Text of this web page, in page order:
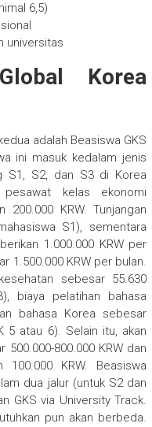
6,5)
universitas
Korea
adalah Beasiswa GKS
ini masuk kedalam jenis
S1, S2, dan S3 di Korea
kelas ekonomi
200.000 KRW. Tunjangan
S1), sementara
1.000.000 KRW per
1.500.000 KRW per bulan.
sebesar 55.630
biaya pelatihan bahasa
bahasa Korea sebesar
5 atau 6). Selain itu, akan
800.000 KRW dan
100.000 KRW. Beasiswa
dua jalur (untuk S2 dan
GKS via University Track.
pun akan berbeda.